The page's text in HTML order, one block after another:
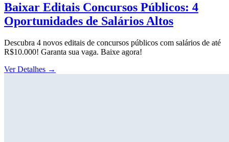
Baixar Editais Concursos Públicos: 4
Oportunidades de Salários Altos
Descubra 4 novos editais de concursos públicos com salários de até
R$10.000! Garanta sua vaga. Baixe agora!
Ver Detalhes →